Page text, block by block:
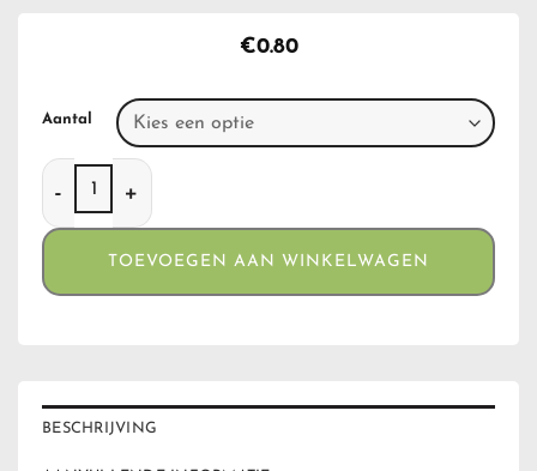
€0.80
Aantal
Smoking Blauw aantal
TOEVOEGEN AAN WINKELWAGEN
BESCHRIJVING